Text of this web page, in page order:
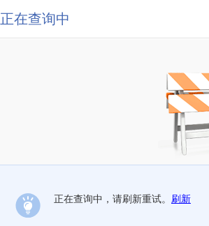
正在查询中
正在查询中，请刷新重试。 刷新